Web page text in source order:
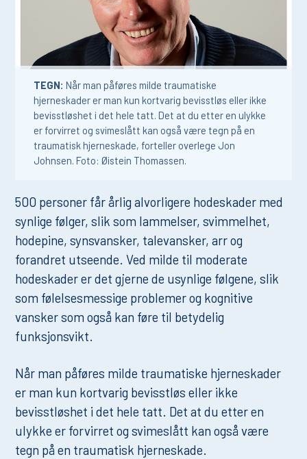
TEGN: Når man påføres milde traumatiske
hjerneskader er man kun kortvarig bevisstløs eller ikke
bevisstløshet i det hele tatt. Det at du etter en ulykke
er forvirret og svimeslått kan også være tegn på en
traumatisk hjerneskade, forteller overlege Jon
Johnsen. Foto: Øistein Thomassen.
500 personer får årlig alvorligere hodeskader med
synlige følger, slik som lammelser, svimmelhet,
hodepine, synsvansker, talevansker, arr og
forandret utseende. Ved milde til moderate
hodeskader er det gjerne de usynlige følgene, slik
som følelsesmessige problemer og kognitive
vansker som også kan føre til betydelig
funksjonsvikt.
Når man påføres milde traumatiske hjerneskader
er man kun kortvarig bevisstløs eller ikke
bevisstløshet i det hele tatt. Det at du etter en
ulykke er forvirret og svimeslått kan også være
tegn på en traumatisk hjerneskade.